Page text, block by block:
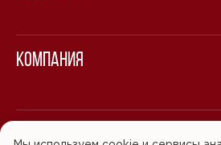
Компания
© 2008 - 2026 ООО "БАСТЭН". Все